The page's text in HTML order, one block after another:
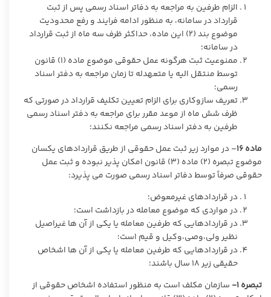
الزام طرفین به مراجعه به دفاتر اسناد رسمی پس از ثبت
قرارداد در سامانه، به منظور ادامه فرایند و رفع محدودیت
موضوع بند (۲) این ماده، حداکثر ظرف سه ماه از ثبت قرارداد
در سامانه؛
ممنوعیت ثبت هرگونه عمل حقوقی موضوع ماده (۱) قانون
توسط منتقل الیه یا متعهدله تا زمان مراجعه به دفتر اسناد
رسمی؛
تعریف سازوکاری برای الزام تعیین تکلیف قرارداد در صورتی که
ظرف شش ماه از موعد مقرر برای مراجعه به دفتر اسناد رسمی
طرفین به دفتر اسناد رسمی مراجعه نکنند؛
ماده۱۶– در موارد زیر ثبت عمل حقوقی از طریق قراردادهای یکسان
موضوع تبصره (۲) ماده (۳) قانون امکان پذیر نبوده و ثبت عمل
حقوقی صرفاً توسط دفاتر اسناد رسمی صورت می پذیرد:
در قراردادهای غیرمعوض؛
در مواردی که موضوع معامله در بازداشت است؛
در قراردادهایی که طرفین معامله یا یکی از آن ها غیراصیل
نظیر ولی،وصی،وکیل و قیم است؛
در قراردادهایی که طرفین معامله یا یکی از آن ها اشخاص
حقیقی زیر ۱۸ سال باشند؛
تبصره ۱-
سازمان مکلف است به منظور استفاده اشخاص حقوقی از